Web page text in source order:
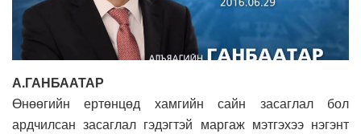
А.ГАНБААТАР
Өнөөгийн ертөнцөд хамгийн сайн засаглал бол
ардчилсан засаглал гэдэгтэй маргаж мэтгэхээ нэгэнт